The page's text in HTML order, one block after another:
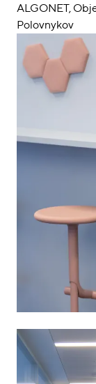
ALGONET,
Polovnykov